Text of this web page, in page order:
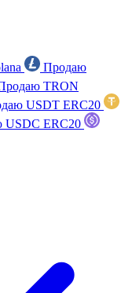
Продаю
TRON
USDT ERC20
USDC ERC20